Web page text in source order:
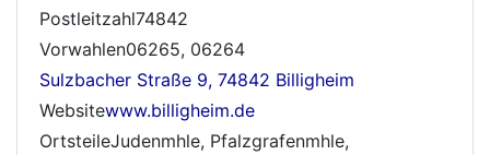
Postleitzahl74842
Vorwahlen06265, 06264
Sulzbacher Straße 9, 74842 Billigheim
Websitewww.billigheim.de
OrtsteileJudenmhle, Pfalzgrafenmhle,